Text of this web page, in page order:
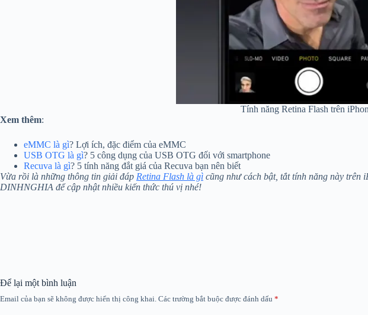
Tính năng Retina Flash trên
Xem thêm:
eMMC là gì? Lợi ích, đặc điểm của eMMC
USB OTG là gì? 5 công dụng của USB OTG đối với smartphone
Recuva là gì? 5 tính năng đắt giá của Recuva bạn nên biết
Vừa rồi là những thông tin giải đáp Retina Flash là gì cũng như cách bật, tắt tính năng này trên
DINHNGHIA để cập nhật nhiều kiến thức thú vị nhé!
Để lại một bình luận
Email của bạn sẽ không được hiển thị công khai. Các trường bắt buộc được đánh dấu *